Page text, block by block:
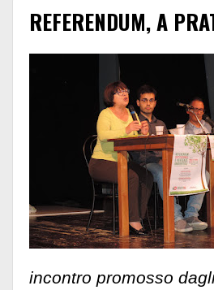
REFERENDUM, A
incontro promosso